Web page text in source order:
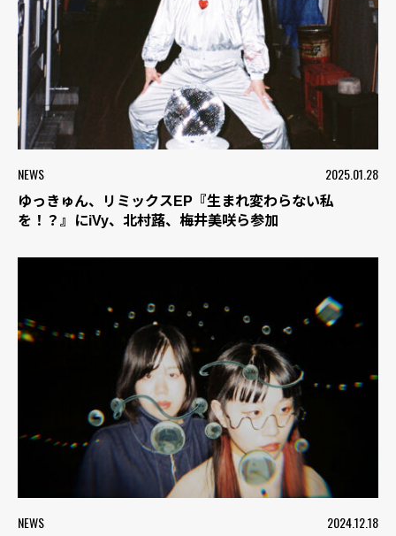
NEWS 2025.01.28
ゆっきゅん、リミックスEP『生まれ変わらない私
を！？』にiVy、北村蕗、梅井美咲ら参加
NEWS 2024.12.18